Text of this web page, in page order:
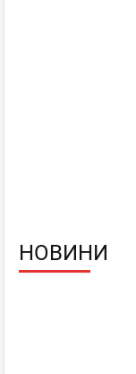
НОВИНИ